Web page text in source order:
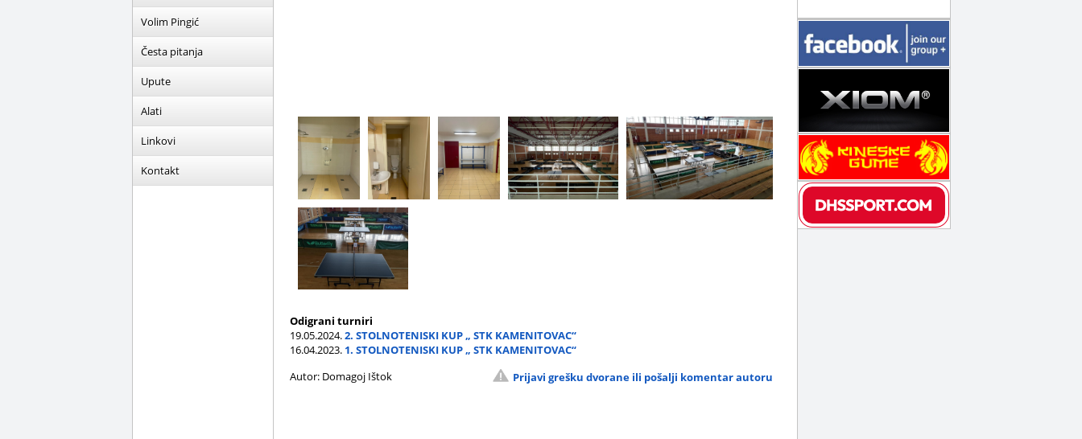
Volim Pingić
Česta pitanja
Upute
Alati
Linkovi
Kontakt
Odigrani turniri
19.05.2024.2. STOLNOTENISKI KUP „ STK KAMENITOVAC“
16.04.2023. 1. STOLNOTENISKI KUP „ STK KAMENITOVAC“
Autor: Domagoj Ištok
Prijavi grešku dvorane ili pošalji komentar autoru